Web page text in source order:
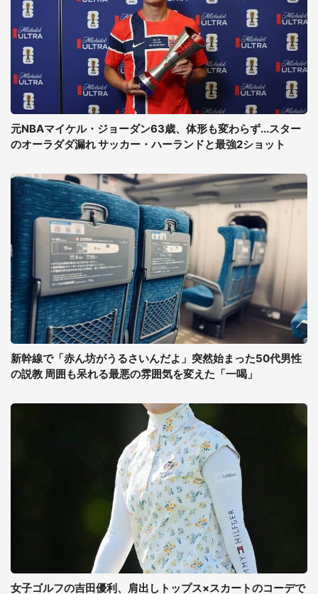
元NBAマイケル・ジョーダン63歳、体形も変わらず...スター
のオーラダダ漏れ サッカー・ハーランドと最強2ショット
新幹線で「赤ん坊がうるさいんだよ」突然始まった50代男性
の説教 周囲も呆れる最悪の雰囲気を変えた「一喝」
女子ゴルフの吉田優利、肩出しトップス×スカートのコーデで